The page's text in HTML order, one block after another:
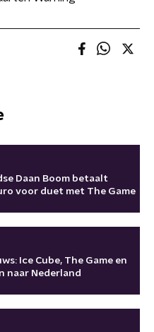
Daan Boom betaalt
voor duet met The Game
Ice Cube, The Game en
naar Nederland